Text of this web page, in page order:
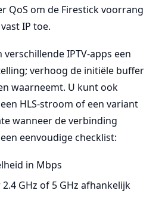
QoS om de Firestick voorrang
IP toe.
IPTV-apps een
verhoog de initiële buffer
waarneemt. U kunt ook
HLS-stroom of een variant
wanneer de verbinding
eenvoudige checklist:
in Mbps
GHz of 5 GHz afhankelijk